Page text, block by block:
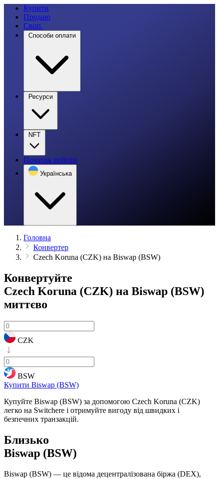
Купити
Продаю
Своп.
Способи оплати
Ресурси
NFT
Початок роботи
Українська
Головна
Конвертер
Czech Koruna (CZK) на Biswap (BSW)
Конвертуйте
Czech Koruna (CZK) на Biswap (BSW)
миттєво
CZK
BSW
Купити Biswap (BSW)
Купуйте Biswap (BSW) за допомогою Czech Koruna (CZK)
легко на Switchere і отримуйте вигоду від швидких і
безпечних транзакцій.
Близько
Biswap (BSW)
Biswap (BSW) — це відома децентралізована біржа (DEX),